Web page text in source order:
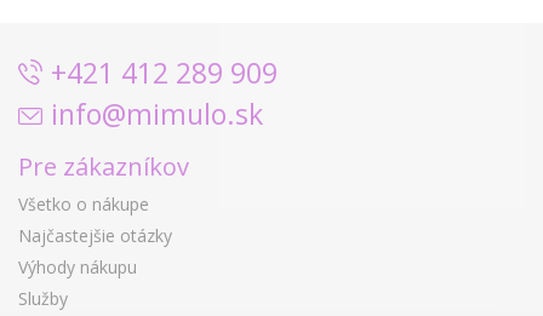
+421 412 289 909
info@mimulo.sk
Pre zákazníkov
Všetko o nákupe
Najčastejšie otázky
Výhody nákupu
Služby